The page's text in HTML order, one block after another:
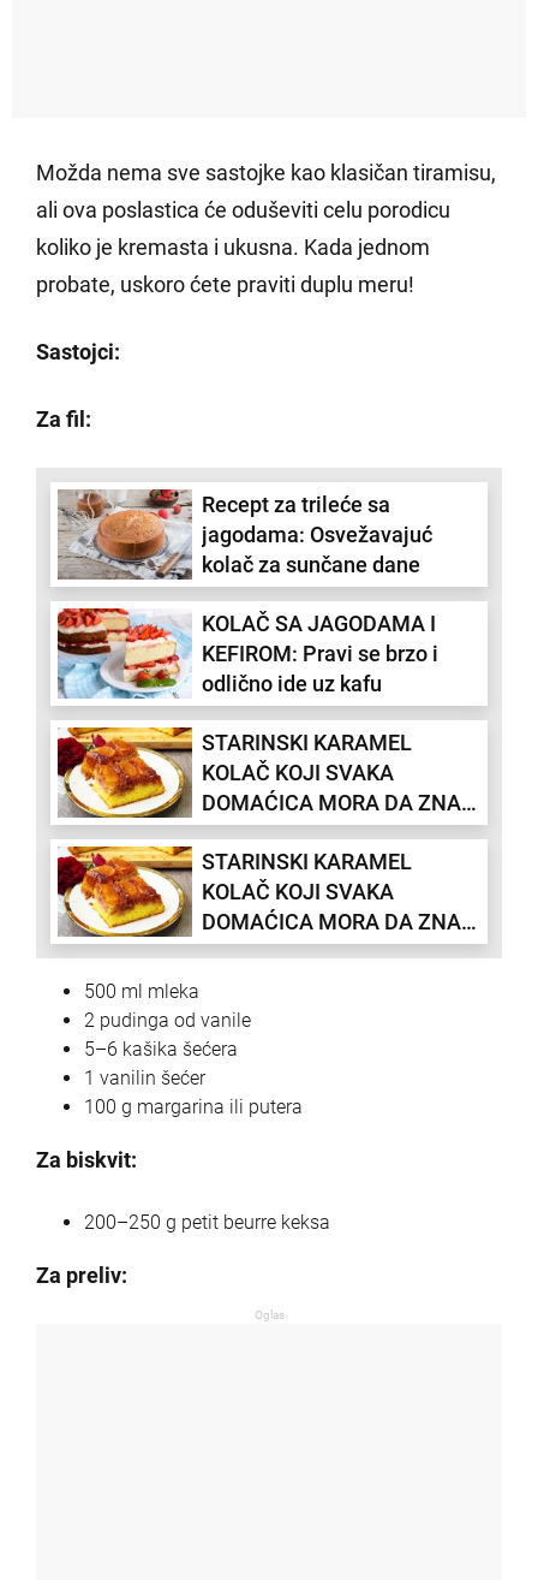
Možda nema sve sastojke kao klasičan tiramisu,
ali ova poslastica će oduševiti celu porodicu
koliko je kremasta i ukusna. Kada jednom
probate, uskoro ćete praviti duplu meru!
Sastojci:
Za fil:
Recept za trileće sa
jagodama: Osvežavajuć
kolač za sunčane dane
KOLAČ SA JAGODAMA I
KEFIROM: Pravi se brzo i
odlično ide uz kafu
STARINSKI KARAMEL
KOLAČ KOJI SVAKA
DOMAĆICA MORA DA ZNA
NAPAMET: Jeftin, pravi se
za čas i nema mu ravnog
(RECEPT)
STARINSKI KARAMEL
KOLAČ KOJI SVAKA
DOMAĆICA MORA DA ZNA
NAPAMET: Jeftin, pravi se
(RECEPT)
500 ml mleka
2 pudinga od vanile
5–6 kašika šećera
1 vanilin šećer
100 g margarina ili putera
Za biskvit:
200–250 g petit beurre keksa
Za preliv:
Oglas